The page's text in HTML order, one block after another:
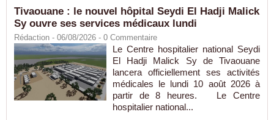
Tivaouane : le nouvel hôpital Seydi El Hadji Malick
Sy ouvre ses services médicaux lundi
Rédaction - 06/08/2026 - 0 Commentaire
Le Centre hospitalier national Seydi
El Hadji Malick Sy de Tivaouane
lancera officiellement ses activités
médicales le lundi 10 août 2026 à
partir de 8 heures. Le Centre
hospitalier national...